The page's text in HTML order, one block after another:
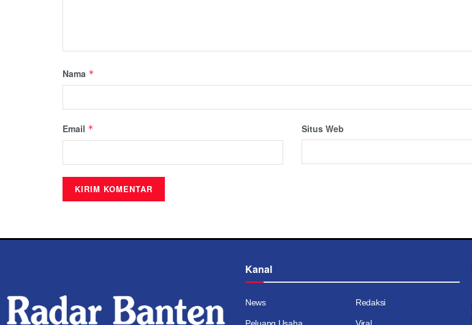
Nama *
Email * Situs Web
Kanal
News Redaksi
Peluang Usaha Viral